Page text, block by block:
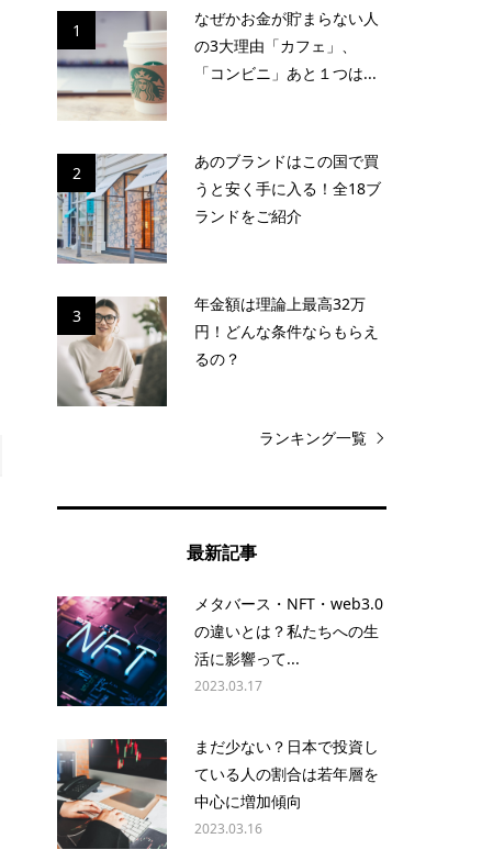
1
なぜかお金が貯まらない人
の3大理由「カフェ」、
「コンビニ」あと１つは...
2
あのブランドはこの国で買
うと安く手に入る！全18ブ
ランドをご紹介
3
年金額は理論上最高32万
円！どんな条件ならもらえ
るの？
ランキング一覧
最新記事
メタバース・NFT・web3.0
の違いとは？私たちへの生
活に影響って...
2023.03.17
まだ少ない？日本で投資し
ている人の割合は若年層を
中心に増加傾向
2023.03.16